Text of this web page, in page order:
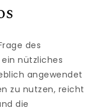
des
nützliches
angewendet
zu nutzen, reicht
die